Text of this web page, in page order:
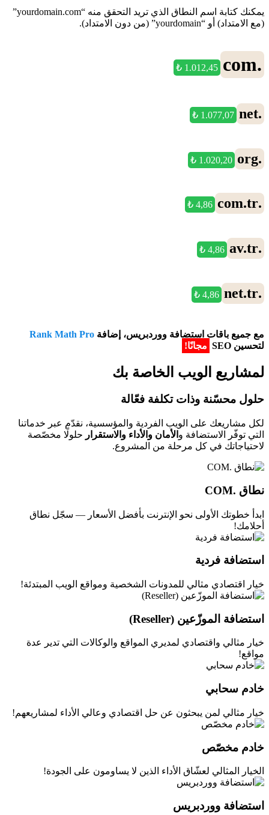
يمكنك كتابة اسم النطاق الذي تريد التحقق منه “yourdomain.com”
(مع الامتداد) أو “yourdomain” (من دون الامتداد).
.com
1.012,45 ₺
.net
1.077,07 ₺
.org
1.020,20 ₺
.com.tr
4,86 ₺
.av.tr
4,86 ₺
.net.tr
4,86 ₺
مع جميع باقات استضافة ووردبريس، إضافة Rank Math Pro
لتحسين SEO
مجانًا!
لمشاريع الويب الخاصة بك
حلول محسّنة وذات تكلفة فعّالة
لكل مشاريعك على الويب الفردية والمؤسسية، نقدّم عبر خدماتنا
التي توفّر الاستضافة و الأمان والأداء والاستقرار حلولًا مخصّصة
لاحتياجاتك في كل مرحلة من المشروع.
نطاق .COM
ابدأ خطوتك الأولى نحو الإنترنت بأفضل الأسعار — سجّل نطاق
أحلامك!
استضافة فردية
خيار اقتصادي مثالي للمدونات الشخصية ومواقع الويب المبتدئة!
استضافة الموزّعين (Reseller)
خيار مثالي واقتصادي لمديري المواقع والوكالات التي تدير عدة
مواقع!
خادم سحابي
خيار مثالي لمن يبحثون عن حل اقتصادي وعالي الأداء لمشاريعهم!
خادم مخصّص
الخيار المثالي لعشّاق الأداء الذين لا يساومون على الجودة!
استضافة ووردبريس